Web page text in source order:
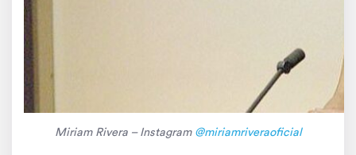
Miriam Rivera – Instagram @miriamriveraoficial